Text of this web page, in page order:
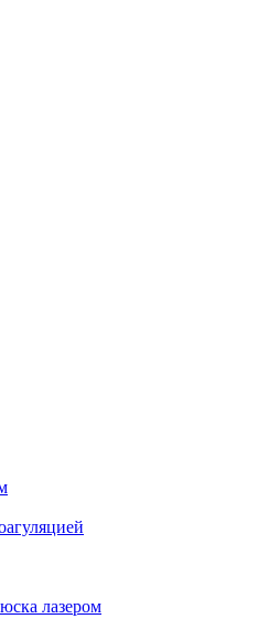
лазером